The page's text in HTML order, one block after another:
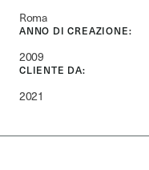
Roma
ANNO DI CREAZIONE:
2009
CLIENTE DA:
2021